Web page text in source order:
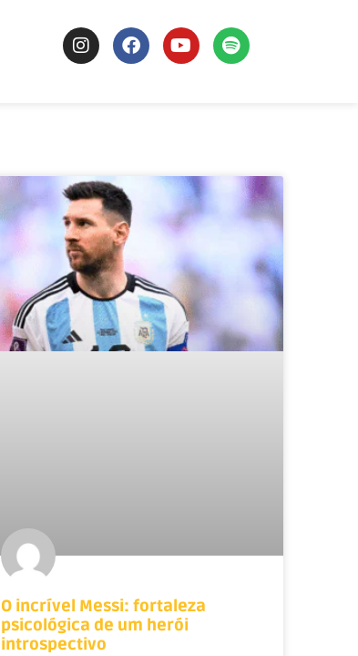
O incrível Messi: fortaleza
psicológica de um herói
introspectivo